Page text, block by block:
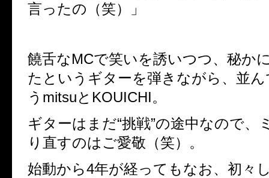
言ったの（笑）」
饒舌なMCで笑いを誘いつつ、秘か
たというギターを弾きながら、並
うmitsuとKOUICHI。
ギターはまだ“挑戦”の途中なので、
り直すのはご愛敬（笑）。
始動から4年が経ってもなお、初々